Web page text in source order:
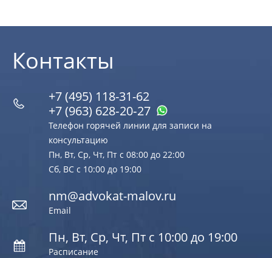
Контакты
+7 (495) 118-31-62
+7 (963) 628‑20‑27
Телефон горячей линии для записи на
консультацию
Пн, Вт, Ср, Чт, Пт с 08:00 до 22:00
Сб, ВС с 10:00 до 19:00
nm@advokat-malov.ru
Email
Пн, Вт, Ср, Чт, Пт с 10:00 до 19:00
Расписание